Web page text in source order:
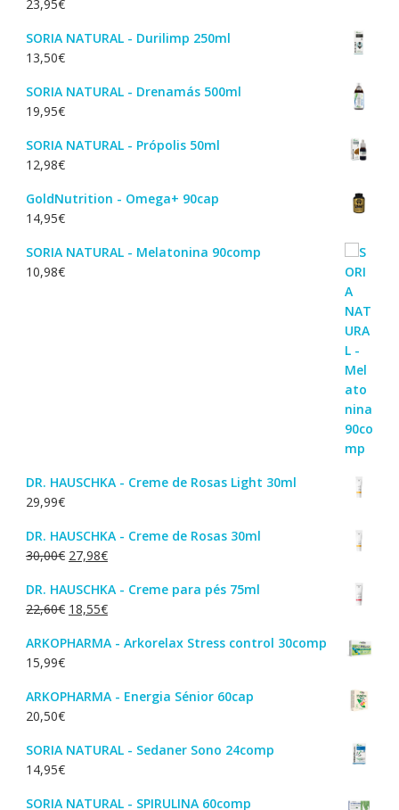
23,95€
SORIA NATURAL - Durilimp 250ml
13,50€
SORIA NATURAL - Drenamás 500ml
19,95€
SORIA NATURAL - Própolis 50ml
12,98€
GoldNutrition - Omega+ 90cap
14,95€
SORIA NATURAL - Melatonina 90comp
10,98€
DR. HAUSCHKA - Creme de Rosas Light 30ml
29,99€
DR. HAUSCHKA - Creme de Rosas 30ml
30,00€ O
original
era:
27,98€O
atual
é:
DR. HAUSCHKA - Creme para pés 75ml
22,60€ O
original
18,55€O
atual
ARKOPHARMA - Arkorelax Stress control 30comp
15,99€
ARKOPHARMA - Energia Sénior 60cap
20,50€
SORIA NATURAL - Sedaner Sono 24comp
14,95€
SORIA NATURAL - SPIRULINA 60comp